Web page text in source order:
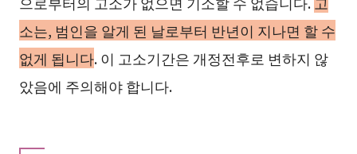
소는, 범인을 알게 된 날로부터 반년이 지나면 할 수
없게 됩니다. 이 고소기간은 개정전후로 변하지 않
았음에 주의해야 합니다.